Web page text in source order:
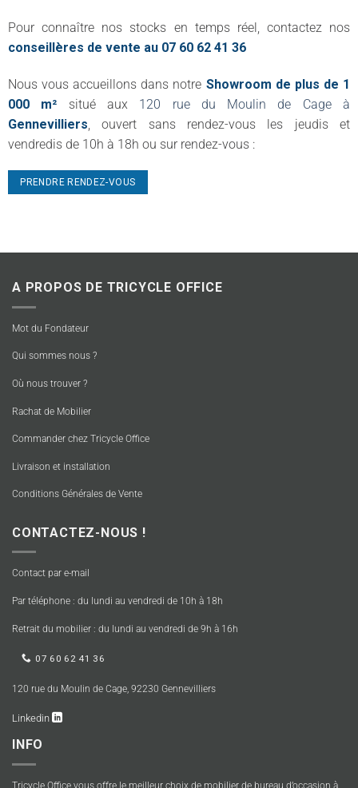
Pour connaître nos stocks en temps réel, contactez nos
conseillères de vente au 07 60 62 41 36
Nous vous accueillons dans notre Showroom de plus de 1
000 m² situé aux 120 rue du Moulin de Cage à
Gennevilliers , ouvert sans rendez-vous les jeudis et
vendredis de 10h à 18h ou sur rendez-vous :
PRENDRE RENDEZ-VOUS
A PROPOS DE TRICYCLE OFFICE
Mot du Fondateur
Qui sommes nous ?
Où nous trouver ?
Rachat de Mobilier
Commander chez Tricycle Office
Livraison et installation
Conditions Générales de Vente
CONTACTEZ-NOUS !
Contact par e-mail
Par téléphone : du lundi au vendredi de 10h à 18h
Retrait du mobilier : du lundi au vendredi de 9h à 16h
07 60 62 41 36
120 rue du Moulin de Cage, 92230 Gennevilliers
Linkedin
INFO
Tricycle Office vous offre le meilleur choix de mobilier de bureau d’occasion à